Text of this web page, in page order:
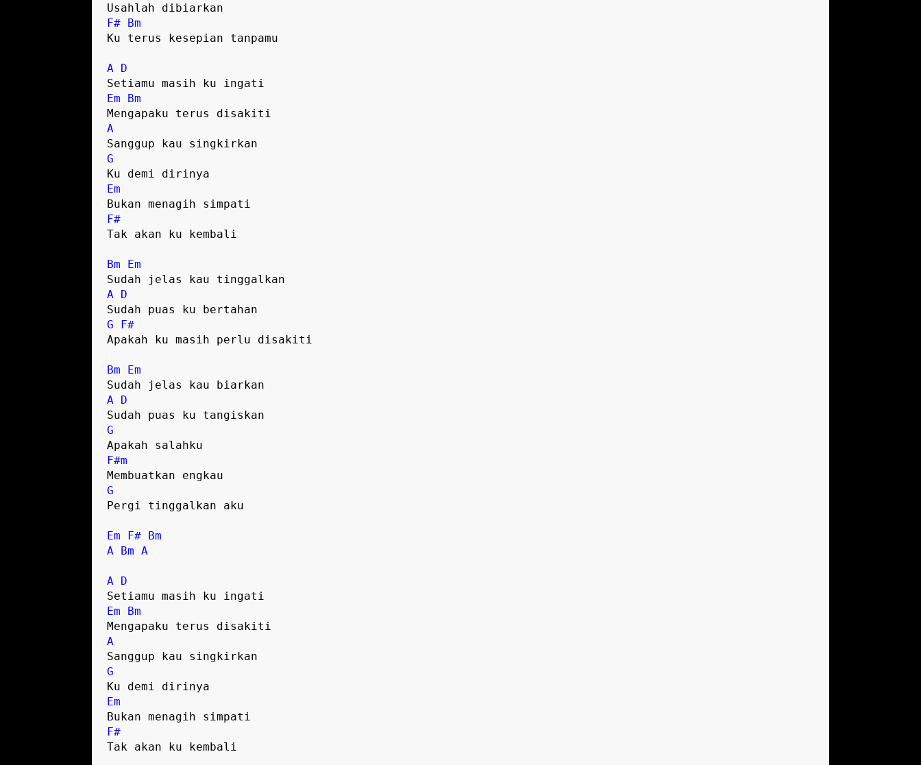
F# Bm
Ku terus kesepian tanpamu
A
D
Em
Bm
A
G
Em
F#
Tak akan ku kembali
Bm
Em
A
D
G
F#
Apakah ku masih perlu disakiti
Bm
Em
A
D
G
F#m
G
Pergi tinggalkan aku
Em F# Bm
A
Bm A
A
D
Em
Bm
A
G
Em
F#
Tak akan ku kembali